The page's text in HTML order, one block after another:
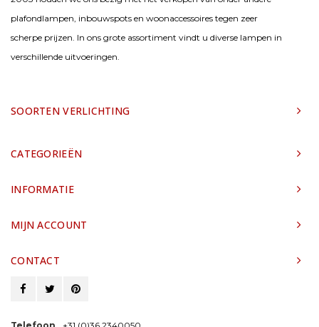
plafondlampen, inbouwspots en woonaccessoires tegen zeer
scherpe prijzen. In ons grote assortiment vindt u diverse lampen in
verschillende uitvoeringen.
SOORTEN VERLICHTING
CATEGORIEËN
INFORMATIE
MIJN ACCOUNT
CONTACT